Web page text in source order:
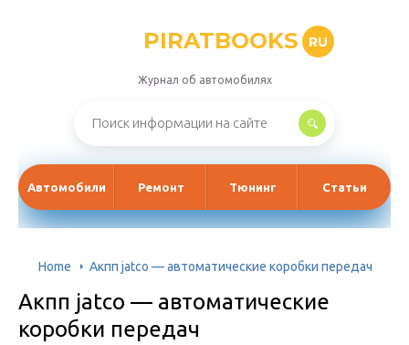
PIRATBOOKS RU
Журнал об автомобилях
Автомобили Ремонт Тюнинг Статьи
Home Акпп jatco — автоматические коробки передач
Акпп jatco — автоматические
коробки передач